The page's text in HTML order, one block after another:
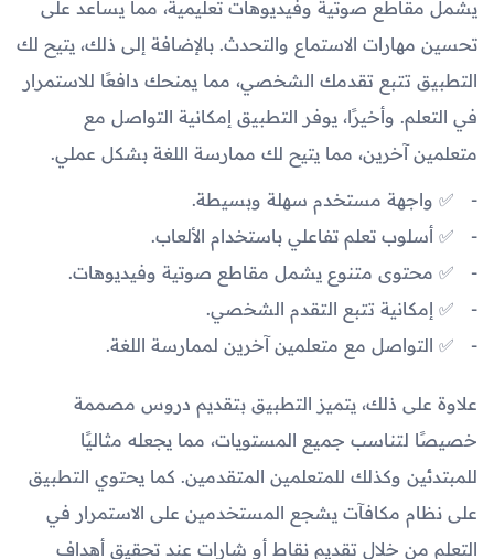
يشمل مقاطع صوتية وفيديوهات تعليمية، مما يساعد على
تحسين مهارات الاستماع والتحدث. بالإضافة إلى ذلك، يتيح لك
التطبيق تتبع تقدمك الشخصي، مما يمنحك دافعًا للاستمرار
في التعلم. وأخيرًا، يوفر التطبيق إمكانية التواصل مع
متعلمين آخرين، مما يتيح لك ممارسة اللغة بشكل عملي.
✅ واجهة مستخدم سهلة وبسيطة.
✅ أسلوب تعلم تفاعلي باستخدام الألعاب.
✅ محتوى متنوع يشمل مقاطع صوتية وفيديوهات.
✅ إمكانية تتبع التقدم الشخصي.
✅ التواصل مع متعلمين آخرين لممارسة اللغة.
علاوة على ذلك، يتميز التطبيق بتقديم دروس مصممة
خصيصًا لتناسب جميع المستويات، مما يجعله مثاليًا
للمبتدئين وكذلك للمتعلمين المتقدمين. كما يحتوي التطبيق
على نظام مكافآت يشجع المستخدمين على الاستمرار في
التعلم من خلال تقديم نقاط أو شارات عند تحقيق أهداف